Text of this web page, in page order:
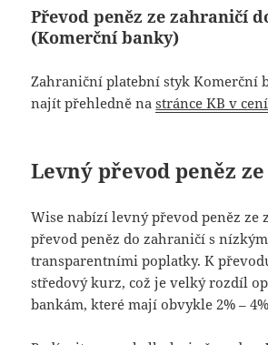
Převod peněz ze zahraničí
(Komerční banky)
Zahraniční platební styk Komerční
najít přehledně nastránce KB v
Levný převod peněz
Wise nabízí levný převod peněz ze
převod peněz do zahraničí s
transparentními poplatky. K
středový kurz, což je velký rozdíl
bankám, které mají obvykle 2% –